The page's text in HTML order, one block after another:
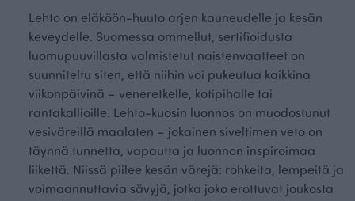
Lehto on eläköön-huuto arjen kauneudelle ja kesän
keveydelle. Suomessa ommellut, sertifioidusta
luomupuuvillasta valmistetut naistenvaatteet on
suunniteltu siten, että niihin voi pukeutua kaikkina
viikonpäivinä – veneretkelle, kotipihalle tai
rantakallioille. Lehto-kuosin luonnos on muodostunut
vesiväreillä maalaten – jokainen siveltimen veto on
täynnä tunnetta, vapautta ja luonnon inspiroimaa
liikettä. Niissä piilee kesän värejä: rohkeita, lempeitä ja
voimaannuttavia sävyjä, jotka joko erottuvat joukosta